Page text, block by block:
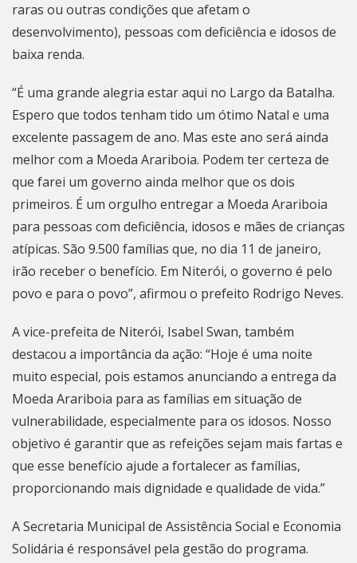
raras ou outras condições que afetam o
desenvolvimento), pessoas com deficiência e idosos de
baixa renda.
“É uma grande alegria estar aqui no Largo da Batalha.
Espero que todos tenham tido um ótimo Natal e uma
excelente passagem de ano. Mas este ano será ainda
melhor com a Moeda Arariboia. Podem ter certeza de
que farei um governo ainda melhor que os dois
primeiros. É um orgulho entregar a Moeda Arariboia
para pessoas com deficiência, idosos e mães de crianças
atípicas. São 9.500 famílias que, no dia 11 de janeiro,
irão receber o benefício. Em Niterói, o governo é pelo
povo e para o povo”, afirmou o prefeito Rodrigo Neves.
A vice-prefeita de Niterói, Isabel Swan, também
destacou a importância da ação: “Hoje é uma noite
muito especial, pois estamos anunciando a entrega da
Moeda Arariboia para as famílias em situação de
vulnerabilidade, especialmente para os idosos. Nosso
objetivo é garantir que as refeições sejam mais fartas e
que esse benefício ajude a fortalecer as famílias,
proporcionando mais dignidade e qualidade de vida.”
A Secretaria Municipal de Assistência Social e Economia
Solidária é responsável pela gestão do programa.